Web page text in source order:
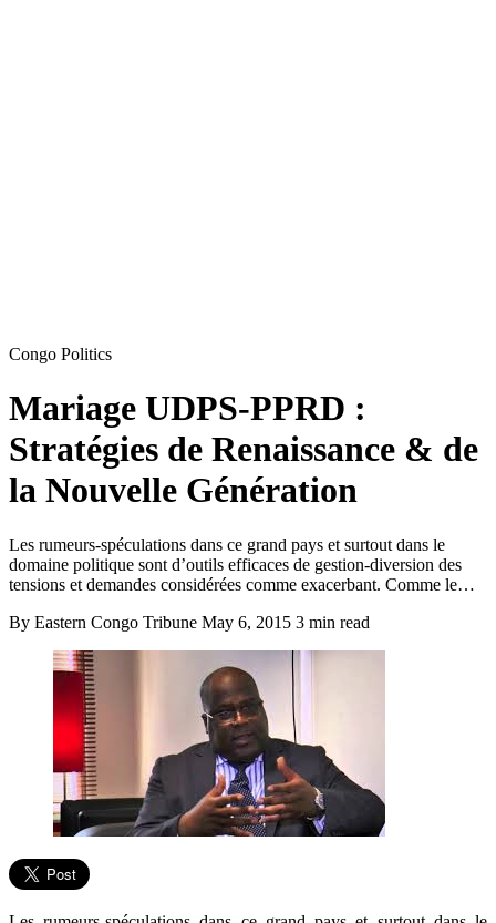
Congo Politics
Mariage UDPS-PPRD :
Stratégies de Renaissance & de
la Nouvelle Génération
Les rumeurs-spéculations dans ce grand pays et surtout dans le
domaine politique sont d’outils efficaces de gestion-diversion des
tensions et demandes considérées comme exacerbant. Comme le…
By Eastern Congo Tribune May 6, 2015 3 min read